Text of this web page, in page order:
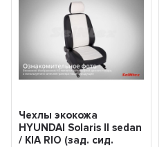
Чехлы экокожа
HYUNDAI Solaris II sedan
/ KIA RIO (зад. сид.